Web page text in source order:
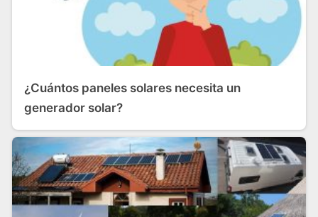
¿Cuántos paneles solares necesita un
generador solar?